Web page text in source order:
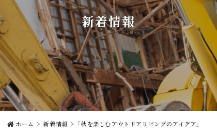
Warning: Undefined variable $html in
/home/zesthouse/soushi-s.com/public_html/wp-
content/themes/mytheme/view/main-title.phpon
line10
新着情報
ホーム 新着情報 「秋を楽しむアウトドアリビングのアイデア」